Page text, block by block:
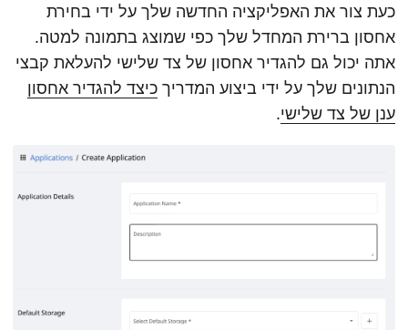
כעת צור את האפליקציה החדשה שלך על ידי בחירת
אחסון ברירת המחדל שלך כפי שמוצג בתמונה למטה.
אתה יכול גם להגדיר אחסון של צד שלישי להעלאת קבצי
הנתונים שלך על ידי ביצוע המדריךכיצד להגדיר אחסון
ענן של צד שלישי.